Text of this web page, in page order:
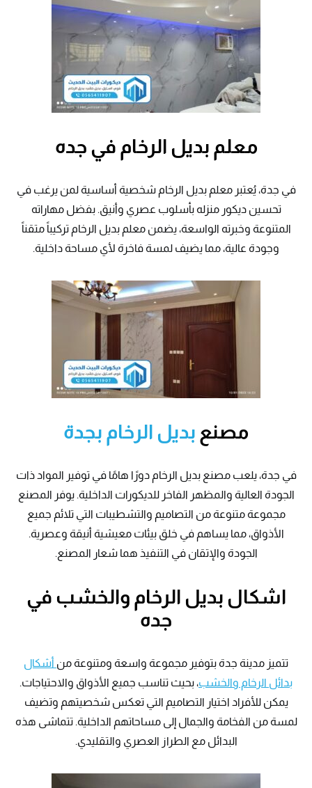
معلم بديل الرخام في جده
في جدة، يُعتبر معلم بديل الرخام شخصية أساسية لمن يرغب في
تحسين ديكور منزله بأسلوب عصري وأنيق. بفضل مهاراته
المتنوعة وخبرته الواسعة، يضمن معلم بديل الرخام تركيباً متقناً
وجودة عالية، مما يضيف لمسة فاخرة لأي مساحة داخلية.
مصنع بديل الرخام بجدة
في جدة، يلعب مصنع بديل الرخام دورًا هامًا في توفير المواد ذات
الجودة العالية والمظهر الفاخر للديكورات الداخلية. يوفر المصنع
مجموعة متنوعة من التصاميم والتشطيبات التي تلائم جميع
الأذواق، مما يساهم في خلق بيئات معيشية أنيقة وعصرية.
الجودة والإتقان في التنفيذ هما شعار المصنع.
اشكال بديل الرخام والخشب في
جده
تتميز مدينة جدة بتوفير مجموعة واسعة ومتنوعة من أشكال
بدائل الرخام والخشب، بحيث تناسب جميع الأذواق والاحتياجات.
يمكن للأفراد اختيار التصاميم التي تعكس شخصيتهم وتضيف
لمسة من الفخامة والجمال إلى مساحاتهم الداخلية. تتماشى هذه
البدائل مع الطراز العصري والتقليدي.